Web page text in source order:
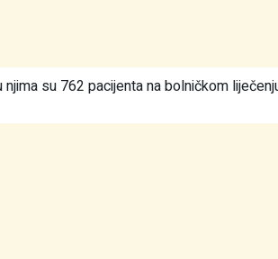
njima su 762 pacijenta na bolničkom